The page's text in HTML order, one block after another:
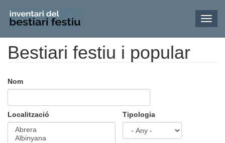
VésBestiari festiu i popular
Nom
Localització Tipologia